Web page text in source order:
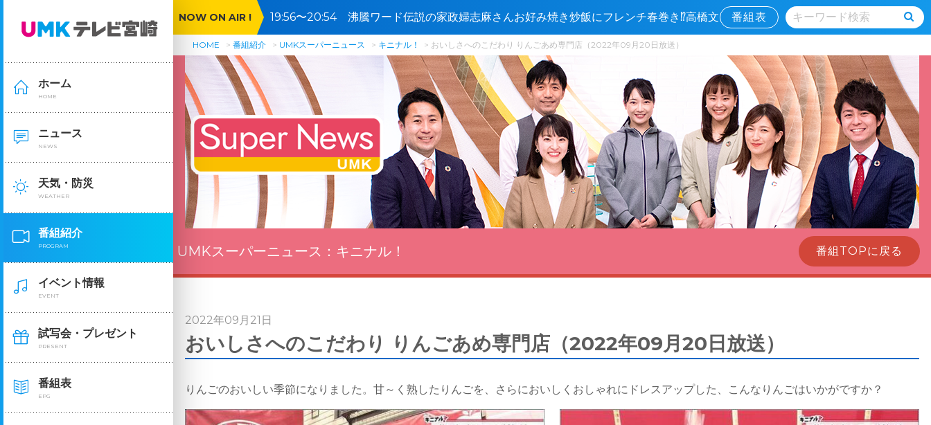
ホーム
HOME
ニュース
NEWS
天気・防災
WEATHER
番組紹介
PROGRAM
イベント情報
EVENT
試写会・プレゼント
PRESENT
番組表
EPG
NOW ON AIR !
19:56〜20:54 沸騰ワード伝説の家政婦志麻さんお好み焼き炒飯にフレンチ春巻き⁉高橋文
哉爆食ＳＰ🈑
番組表
HOME 番組紹介 UMKスーパーニュース キニナル！ おいしさへのこだわり りんごあめ専門店（2022年09月20日放送）
UMKスーパーニュース： キニナル！ 番組TOPに戻る
2022年09月21日
おいしさへのこだわり りんごあめ専門店（2022年09月20日放送）
りんごのおいしい季節になりました。甘～く熟したりんごを、さらにおいしくおしゃれにドレスアップした、こんなりんごはいかがですか？